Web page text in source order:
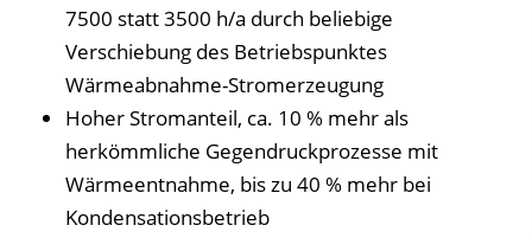
7500 statt 3500 h/a durch beliebige
Verschiebung des Betriebspunktes
Wärmeabnahme-Stromerzeugung
Hoher Stromanteil, ca. 10 % mehr als
herkömmliche Gegendruckprozesse mit
Wärmeentnahme, bis zu 40 % mehr bei
Kondensationsbetrieb